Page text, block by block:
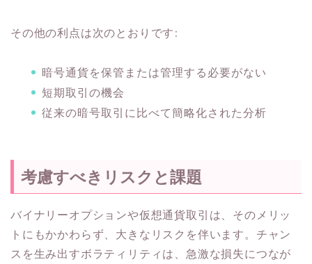
その他の利点は次のとおりです:
暗号通貨を保管または管理する必要がない
短期取引の機会
従来の暗号取引に比べて簡略化された分析
考慮すべきリスクと課題
バイナリーオプションや仮想通貨取引は、そのメリッ
トにもかかわらず、大きなリスクを伴います。チャン
スを生み出すボラティリティは、急激な損失につなが